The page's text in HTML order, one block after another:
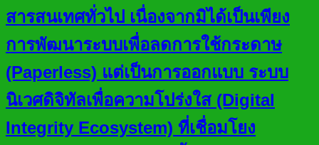
สารสนเทศทั่วไป เนื่องจากมิได้เป็นเพียง
การพัฒนาระบบเพื่อลดการใช้กระดาษ
(Paperless) แต่เป็นการออกแบบ ระบบ
นิเวศดิจิทัลเพื่อความโปร่งใส (Digital
Integrity Ecosystem) ที่เชื่อมโยง